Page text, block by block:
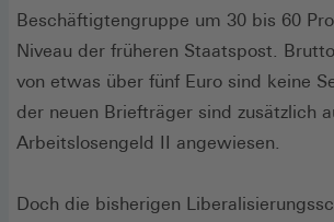
Beschäftigtengruppe um 30 bis 60
Niveau der früheren Staatspost.
von etwas über fünf Euro sind keine
der neuen Briefträger sind zusätzlich
Arbeitslosengeld II angewiesen.
Doch die bisherigen